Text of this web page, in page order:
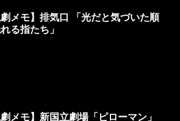
劇メモ】排気口 「光だと気づいた順
る指たち」
劇メモ】新国立劇場「ピローマン」